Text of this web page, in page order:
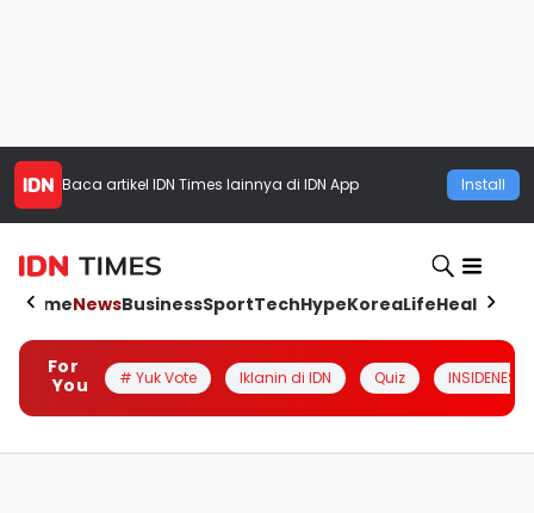
Baca artikel IDN Times lainnya di IDN App Install
HomeNewsBusinessSportTechHypeKoreaLifeHealth
For
You
# Yuk Vote Iklanin di IDN Quiz INSIDENESIA